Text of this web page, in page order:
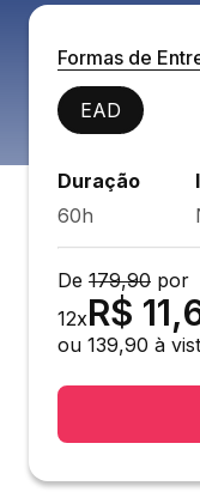
Formas de
EAD
Duração
60h
De 179,90 por
12xR$
ou 139,90 à